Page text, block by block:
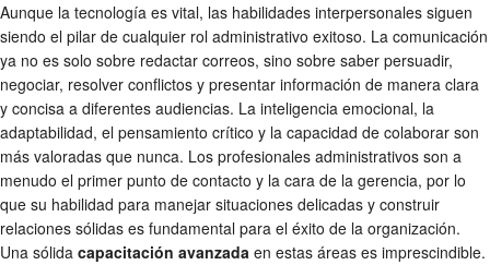
Aunque la tecnología es vital, las habilidades interpersonales siguen
siendo el pilar de cualquier rol administrativo exitoso. La comunicación
ya no es solo sobre redactar correos, sino sobre saber persuadir,
negociar, resolver conflictos y presentar información de manera clara
y concisa a diferentes audiencias. La inteligencia emocional, la
adaptabilidad, el pensamiento crítico y la capacidad de colaborar son
más valoradas que nunca. Los profesionales administrativos son a
menudo el primer punto de contacto y la cara de la gerencia, por lo
que su habilidad para manejar situaciones delicadas y construir
relaciones sólidas es fundamental para el éxito de la organización.
Una sólida capacitación avanzada en estas áreas es imprescindible.